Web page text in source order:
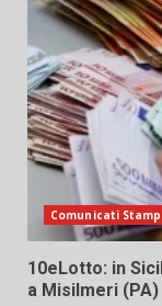
Comunicati
10eLotto: in
a Misilmeri